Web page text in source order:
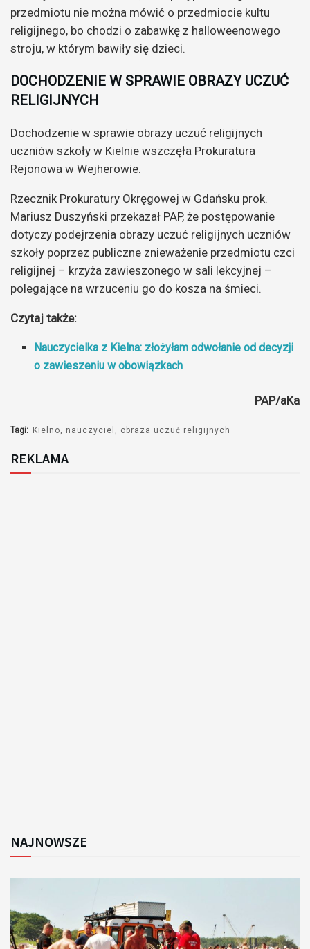
przedmiotu nie można mówić o przedmiocie kultu
religijnego, bo chodzi o zabawkę z halloweenowego
stroju, w którym bawiły się dzieci.
DOCHODZENIE W SPRAWIE OBRAZY UCZUĆ
RELIGIJNYCH
Dochodzenie w sprawie obrazy uczuć religijnych
uczniów szkoły w Kielnie wszczęła Prokuratura
Rejonowa w Wejherowie.
Rzecznik Prokuratury Okręgowej w Gdańsku prok.
Mariusz Duszyński przekazał PAP, że postępowanie
dotyczy podejrzenia obrazy uczuć religijnych uczniów
szkoły poprzez publiczne znieważenie przedmiotu czci
religijnej – krzyża zawieszonego w sali lekcyjnej –
polegające na wrzuceniu go do kosza na śmieci.
Czytaj także:
Nauczycielka z Kielna: złożyłam odwołanie od decyzji
o zawieszeniu w obowiązkach
PAP/aKa
Tagi: Kielno nauczyciel obraza uczuć religijnych
REKLAMA
NAJNOWSZE